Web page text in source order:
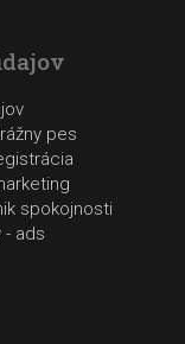
pes
spokojnosti
- ads